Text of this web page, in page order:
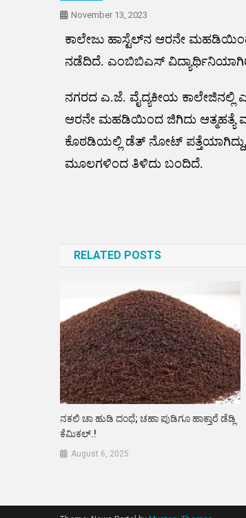
November 13, 2023
ಕಾಲೇಜು ಹಾಸ್ಟೆಲ್‌ನ ಆರನೇ
ನಡೆದಿದೆ. ಎಂಬಿಬಿಎಸ್
ನಗರದ ಎ.ಜೆ. ವೈದ್ಯಕೀಯ ಕಾಲೇಜಿನಲ್ಲಿ
ಆರನೇ ಮಹಡಿಯಿಂದ ಜಿಗಿದು ಆತ್ಮಹತ್ಯೆ
ಕೊಠಡಿಯಲ್ಲಿ ಡೆತ್ ನೋಟ್ ಪತ್ತೆಯಾಗಿದ್ದು,
ಮೂಲಗಳಿಂದ ತಿಳಿದು ಬಂದಿದೆ.
RELATED POSTS
ನಕಲಿ ಚಾ ಹುಡಿ ದಂಧೆ; ಚಹಾ ಪುಡಿಗೂ ಹಾಕ್ತಾರೆ ಡೆಡ್ಲಿ
ಕೆಮಿಕಲ್.!
August 6, 2025